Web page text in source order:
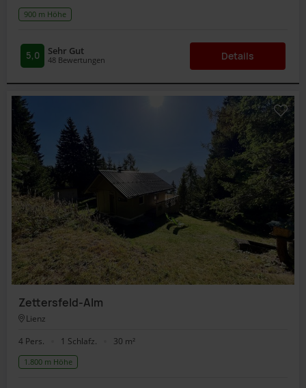
900 m Höhe
48 Bewertungen
5,0 Sehr Gut Details
Zettersfeld-Alm
Lienz
4 Pers.
1 Schlafz. 30 m²
1.800 m Höhe